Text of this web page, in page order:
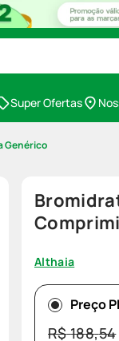
Super Ofertas
Genérico
Althaia
Preço
R$188,54